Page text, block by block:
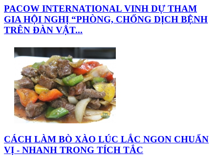
PACOW INTERNATIONAL VINH DỰ THAM
GIA HỘI NGHỊ “PHÒNG, CHỐNG DỊCH BỆNH
TRÊN ĐÀN VẬT...
CÁCH LÀM BÒ XÀO LÚC LẮC NGON CHUẨN
VỊ - NHANH TRONG TÍCH TẮC